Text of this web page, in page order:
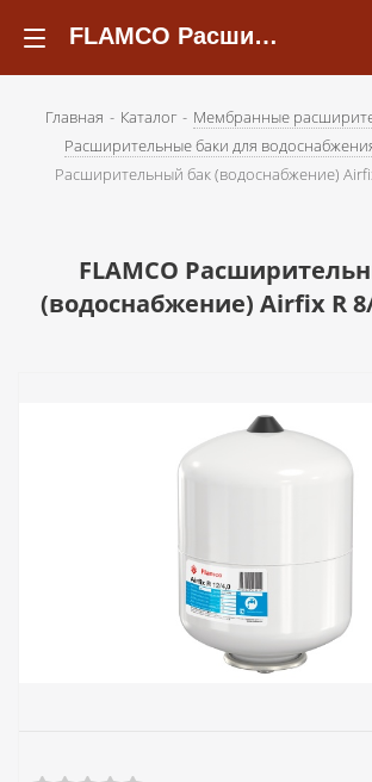
FLAMCO Расширительный бак (водоснабжение) Airfix R 8/4,0 - 10bar - kotelsochi.ru
Главная - Каталог - Мембранные
Расширительные баки для
Расширительный бак (водоснабжение)
FLAMCO
(водоснабжение) Airfix R